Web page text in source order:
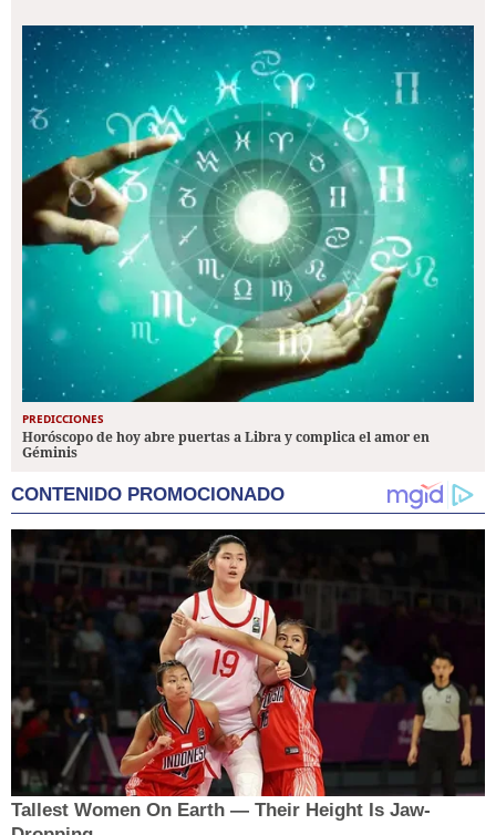
PREDICCIONES
Horóscopo de hoy abre puertas a Libra y complica el amor en
Géminis
CONTENIDO PROMOCIONADO
Tallest Women On Earth — Their Height Is Jaw-